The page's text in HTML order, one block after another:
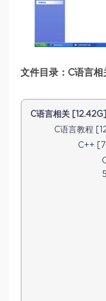
文件目录：C语言
C语言相关 [12.42G]
C语言教程
C++